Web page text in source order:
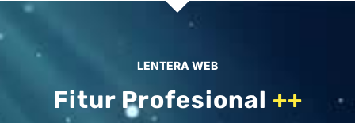
LENTERA WEB
Fitur Profesional ++